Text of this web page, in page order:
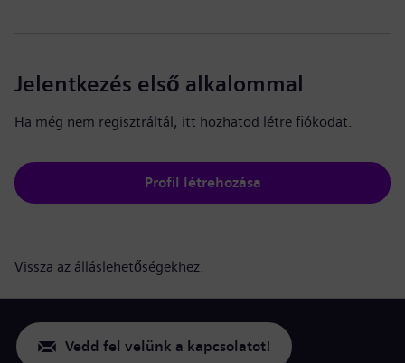
Jelentkezés első alkalommal
Ha még nem regisztráltál, itt hozhatod létre fiókodat.
Profil létrehozása
Vissza az álláslehetőségekhez.
Vedd fel velünk a kapcsolatot!